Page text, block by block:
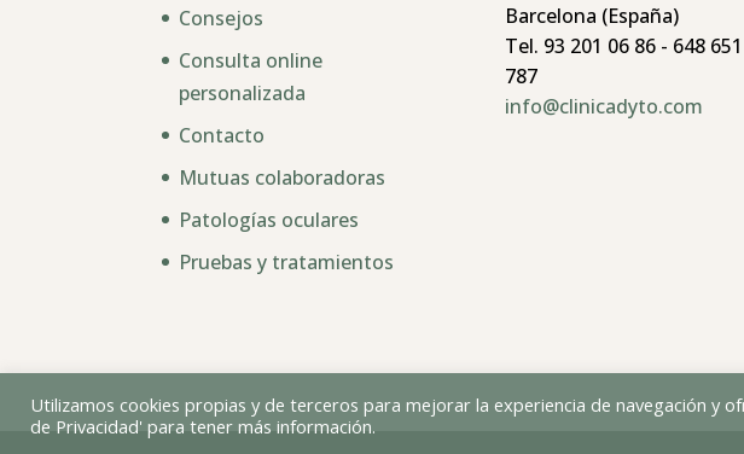
Consejos
Consulta online
personalizada
Contacto
Mutuas colaboradoras
Patologías oculares
Pruebas y tratamientos
Barcelona (España)
Tel. 93 201 06 86 - 648 651
787
info@clinicadyto.com
Utilizamos cookies propias y de terceros para mejorar la experiencia de navegación y
de Privacidad' para tener más información.